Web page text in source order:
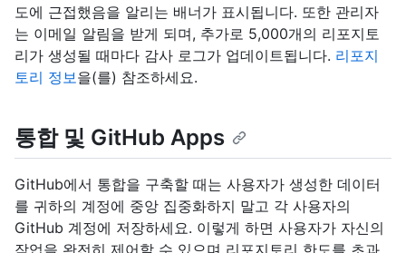
도에 근접했음을 알리는 배너가 표시됩니다. 또한 관리자
는 이메일 알림을 받게 되며, 추가로 5,000개의 리포지토
리가 생성될 때마다 감사 로그가 업데이트됩니다. 리포지
토리 정보 을(를) 참조하세요.
통합 및 GitHub Apps
GitHub에서 통합을 구축할 때는 사용자가 생성한 데이터
를 귀하의 계정에 중앙 집중화하지 말고 각 사용자의
GitHub 계정에 저장하세요. 이렇게 하면 사용자가 자신의
작업을 완전히 제어할 수 있으며 리포지토리 한도를 초과